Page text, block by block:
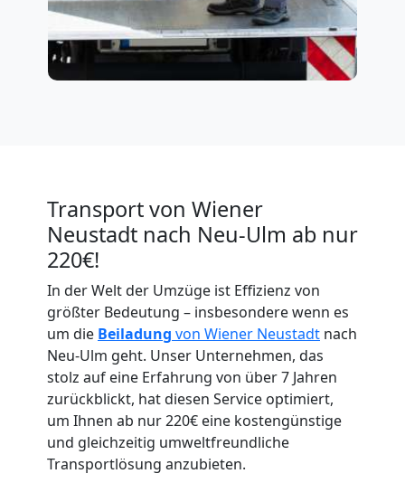
Transport von Wiener
Neustadt nach Neu-Ulm ab nur
220€!
In der Welt der Umzüge ist Effizienz von
größter Bedeutung – insbesondere wenn es
um die Beiladung von Wiener Neustadt nach
Neu-Ulm geht. Unser Unternehmen, das
stolz auf eine Erfahrung von über 7 Jahren
zurückblickt, hat diesen Service optimiert,
um Ihnen ab nur 220€ eine kostengünstige
und gleichzeitig umweltfreundliche
Transportlösung anzubieten.
Umzugshelfer
Wiener
Neustadt